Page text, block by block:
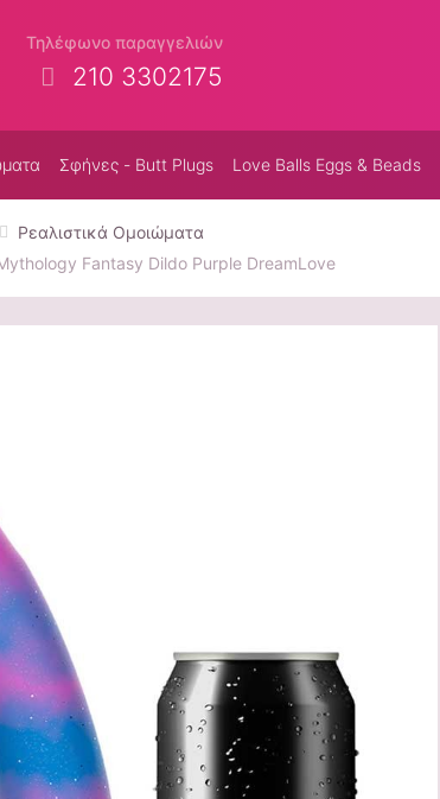
Τηλέφωνο παραγγελιών
210 3302175
Σφήνες - Butt Plugs Love Balls Eggs & Beads
Ρεαλιστικά Ομοιώματα
Fantasy Dildo Purple DreamLove